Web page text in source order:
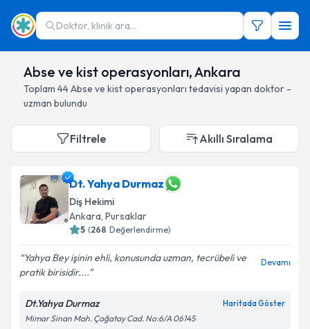
Doktor, klinik ara...
Abse ve kist operasyonları, Ankara
Toplam 44Abse ve kist operasyonları tedavisi yapan doktor -
uzman bulundu
Filtrele Akıllı Sıralama
Dt. Yahya Durmaz
Diş Hekimi
Ankara, Pursaklar
5 (268 Değerlendirme)
Yahya Bey işinin ehli, konusunda uzman, tecrübeli ve
pratik birisidir....
Devamı
Dt.Yahya Durmaz Haritada Göster
Mimar Sinan Mah. Çağatay Cad. No:6/A 06145